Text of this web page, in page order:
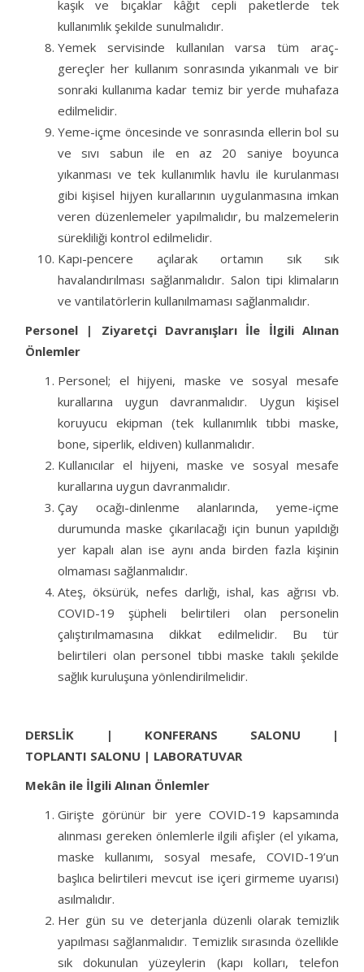
kaşık ve bıçaklar kâğıt cepli paketlerde tek
kullanımlık şekilde sunulmalıdır.
Yemek servisinde kullanılan varsa tüm araç-
gereçler her kullanım sonrasında yıkanmalı ve bir
sonraki kullanıma kadar temiz bir yerde muhafaza
edilmelidir.
Yeme-içme öncesinde ve sonrasında ellerin bol su
ve sıvı sabun ile en az 20 saniye boyunca
yıkanması ve tek kullanımlık havlu ile kurulanması
gibi kişisel hijyen kurallarının uygulanmasına imkan
veren düzenlemeler yapılmalıdır, bu malzemelerin
sürekliliği kontrol edilmelidir.
Kapı-pencere açılarak ortamın sık sık
havalandırılması sağlanmalıdır. Salon tipi klimaların
ve vantilatörlerin kullanılmaması sağlanmalıdır.
Personel | Ziyaretçi Davranışları İle İlgili Alınan
Önlemler
Personel; el hijyeni, maske ve sosyal mesafe
kurallarına uygun davranmalıdır. Uygun kişisel
koruyucu ekipman (tek kullanımlık tıbbi maske,
bone, siperlik, eldiven) kullanmalıdır.
Kullanıcılar el hijyeni, maske ve sosyal mesafe
kurallarına uygun davranmalıdır.
Çay ocağı-dinlenme alanlarında, yeme-içme
durumunda maske çıkarılacağı için bunun yapıldığı
yer kapalı alan ise aynı anda birden fazla kişinin
olmaması sağlanmalıdır.
Ateş, öksürük, nefes darlığı, ishal, kas ağrısı vb.
COVID-19 şüpheli belirtileri olan personelin
çalıştırılmamasına dikkat edilmelidir. Bu tür
belirtileri olan personel tıbbi maske takılı şekilde
sağlık kuruluşuna yönlendirilmelidir.
DERSLİK | KONFERANS SALONU |
TOPLANTI SALONU | LABORATUVAR
Mekân ile İlgili Alınan Önlemler
Girişte görünür bir yere COVID-19 kapsamında
alınması gereken önlemlerle ilgili afişler (el yıkama,
maske kullanımı, sosyal mesafe, COVID-19’un
başlıca belirtileri mevcut ise içeri girmeme uyarısı)
asılmalıdır.
Her gün su ve deterjanla düzenli olarak temizlik
yapılması sağlanmalıdır. Temizlik sırasında özellikle
sık dokunulan yüzeylerin (kapı kolları, telefon